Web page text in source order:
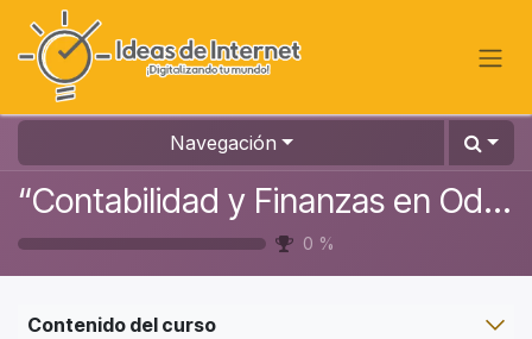
Ir al contenido
Navegación
“Contabilidad y Finanzas en Odoo: Gestión Inteligente de Negocios”
0 %
Contenido del curso